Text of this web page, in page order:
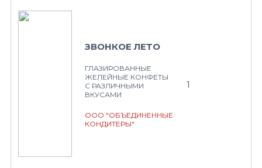
ЗВОНКОЕ ЛЕТО
ГЛАЗИРОВАННЫЕ
ЖЕЛЕЙНЫЕ КОНФЕТЫ
С РАЗЛИЧНЫМИ
ВКУСАМИ
ООО "ОБЪЕДИНЕННЫЕ
КОНДИТЕРЫ"
1